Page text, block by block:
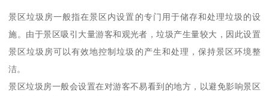
景区垃圾房一般指在景区内设置的专门用于储存和处理垃圾的设
施。由于景区吸引大量游客和观光者，垃圾产生量较大，因此设置
景区垃圾房可以有效地控制垃圾的产生和处理，保持景区环境整
洁。
景区垃圾房一般会设置在对游客不易看到的地方，以避免影响景区